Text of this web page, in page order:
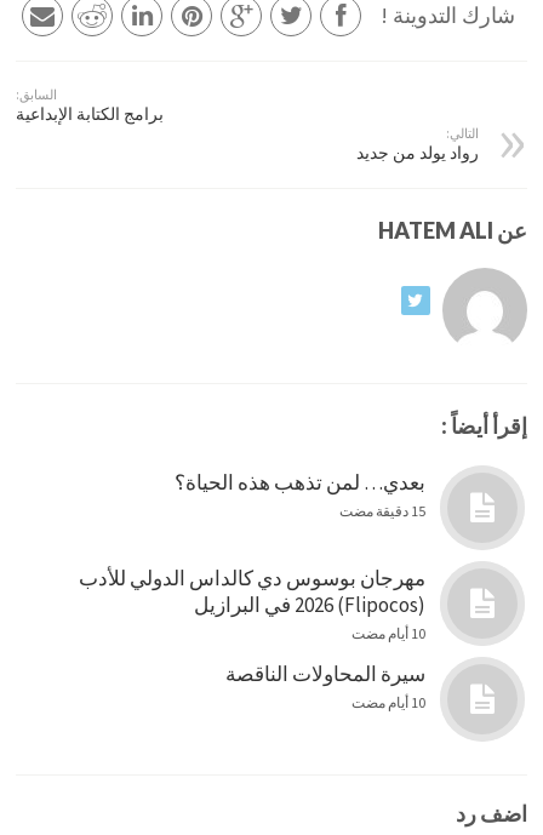
شارك التدوينة !
السابق:
برامج الكتابة الإبداعية
التالي:
رواد يولد من جديد
عن HATEM ALI
إقرأ أيضاً :
بعدي… لمن تذهب هذه الحياة؟
15 دقيقة مضت
مهرجان بوسوس دي كالداس الدولي للأدب
(Flipocos) 2026 في البرازيل
10 أيام مضت
سيرة المحاولات الناقصة
10 أيام مضت
اضف رد